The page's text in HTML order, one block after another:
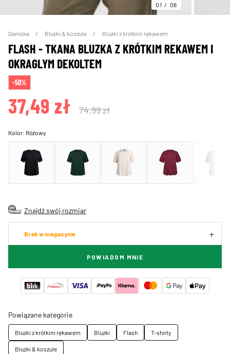
01 06
Damska Bluzki & koszule Bluzki z krótkim rękawem
FLASH - TKANA BLUZKA Z KRÓTKIM REKAWEM I
OKRAGLYM DEKOLTEM
-50%
37,49 zł 74,99 zł
Kolor: Różowy
Znajdź swój rozmiar
Brak w magazynie
POWIADOM MNIE
Powiązane kategorie
Bluzki z krótkim rękawem Bluzki Flash
T-shirty
Bluzki & koszule